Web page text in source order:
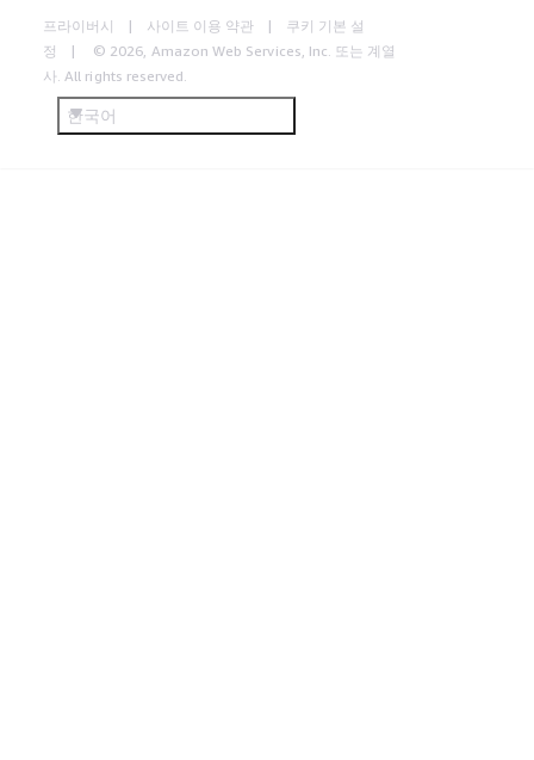
프라이버시 사이트 이용 약관
쿠키 기본 설
정
© 2026, Amazon Web Services, Inc. 또는 계열
사. All rights reserved.
한국어